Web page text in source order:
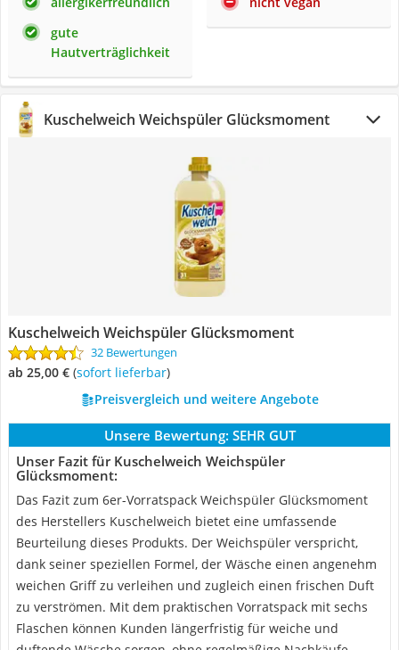
gute
Hautverträglichkeit
Kuschelweich Weichspüler Glücksmoment
Kuschelweich Weichspüler Glücksmoment
32 Bewertungen
ab 25,00 € ( Sofort lieferbar)
Preisvergleich und weitere Angebote
Unsere Bewertung: SEHR GUT
Unser Fazit für Kuschelweich Weichspüler
Glücksmoment:
Das Fazit zum 6er-Vorratspack Weichspüler Glücksmoment
des Herstellers Kuschelweich bietet eine umfassende
Beurteilung dieses Produkts. Der Weichspüler verspricht,
dank seiner speziellen Formel, der Wäsche einen angenehm
weichen Griff zu verleihen und zugleich einen frischen Duft
zu verströmen. Mit dem praktischen Vorratspack mit sechs
Flaschen können Kunden längerfristig für weiche und